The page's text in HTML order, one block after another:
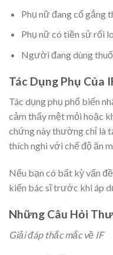
Phụ nữ đang cố gắng
Phụ nữ có tiền sử rối
Người đang dùng
Tác Dụng Phụ Của
Tác dụng phụ phổ biến
cảm thấy mệt mỏi hoặc
chứng này thường chỉ là
thích nghi với chế độ ăn
Nếu bạn có bất kỳ vấn
kiến bác sĩ trước khi áp
Những Câu Hỏi
Giải đáp thắc mắc về IF